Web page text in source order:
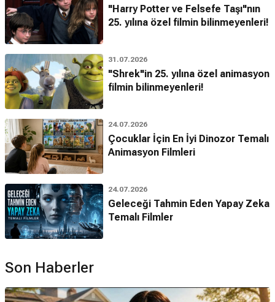
"Harry Potter ve Felsefe Taşı"nın
25. yılına özel filmin bilinmeyenleri!
31.07.2026
"Shrek"in 25. yılına özel animasyon
filmin bilinmeyenleri!
24.07.2026
Çocuklar İçin En İyi Dinozor Temalı
Animasyon Filmleri
24.07.2026
Geleceği Tahmin Eden Yapay Zeka
Temalı Filmler
Son Haberler